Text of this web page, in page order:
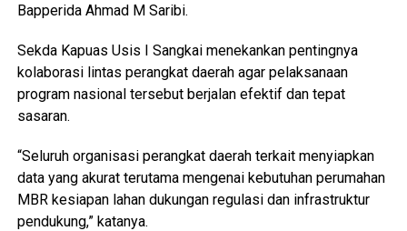
Bapperida Ahmad M Saribi.
Sekda Kapuas Usis I Sangkai menekankan pentingnya
kolaborasi lintas perangkat daerah agar pelaksanaan
program nasional tersebut berjalan efektif dan tepat
sasaran.
“Seluruh organisasi perangkat daerah terkait menyiapkan
data yang akurat terutama mengenai kebutuhan perumahan
MBR kesiapan lahan dukungan regulasi dan infrastruktur
pendukung,” katanya.